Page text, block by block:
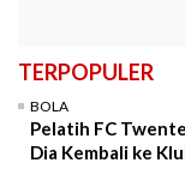
TERPOPULER
BOLA
Pelatih FC
Dia Kembali ke